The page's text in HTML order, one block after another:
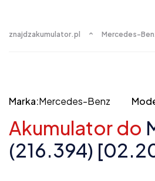
znajdzakumulator.pl Mercedes-
Marka:Mercedes-Benz
Akumulator do
(216.394)